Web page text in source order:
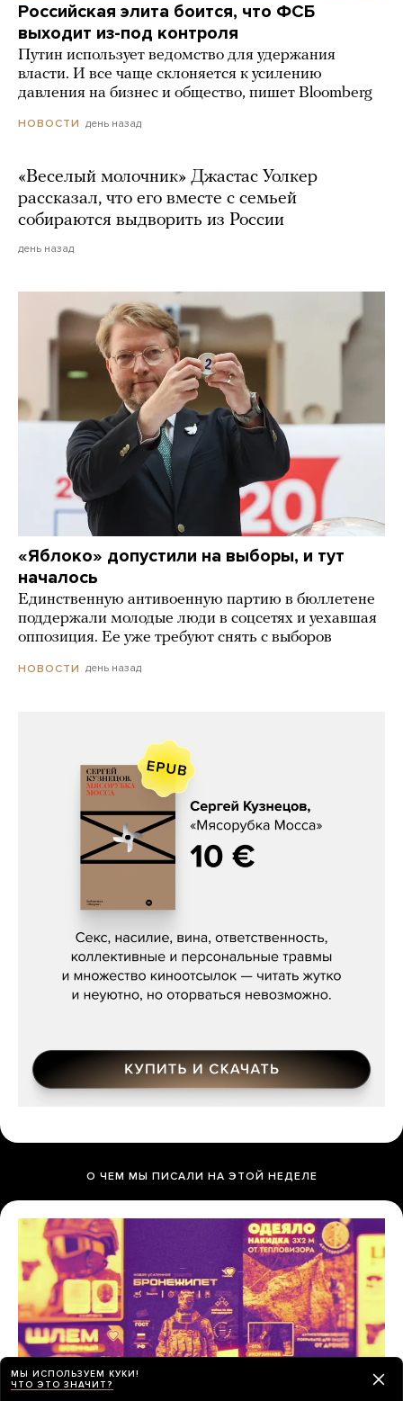
Российская элита боится, что ФСБ
выходит из-под контроля
Путин использует ведомство для удержания
власти. И все чаще склоняется к усилению
давления на бизнес и общество, пишет Bloomberg
НОВОСТИ день назад
«Веселый молочник» Джастас Уолкер
рассказал, что его вместе с семьей
собираются выдворить из России
день назад
«Яблоко» допустили на выборы, и тут
началось
Единственную антивоенную партию в бюллетене
поддержали молодые люди в соцсетях и уехавшая
оппозиция. Ее уже требуют снять с выборов
НОВОСТИ день назад
Сергей Кузнецов, «Мясорубка
О ЧЕМ МЫ ПИСАЛИ НА ЭТОЙ НЕДЕЛЕ
МЫ ИСПОЛЬЗУЕМ КУКИ!
ЧТО ЭТО ЗНАЧИТ?